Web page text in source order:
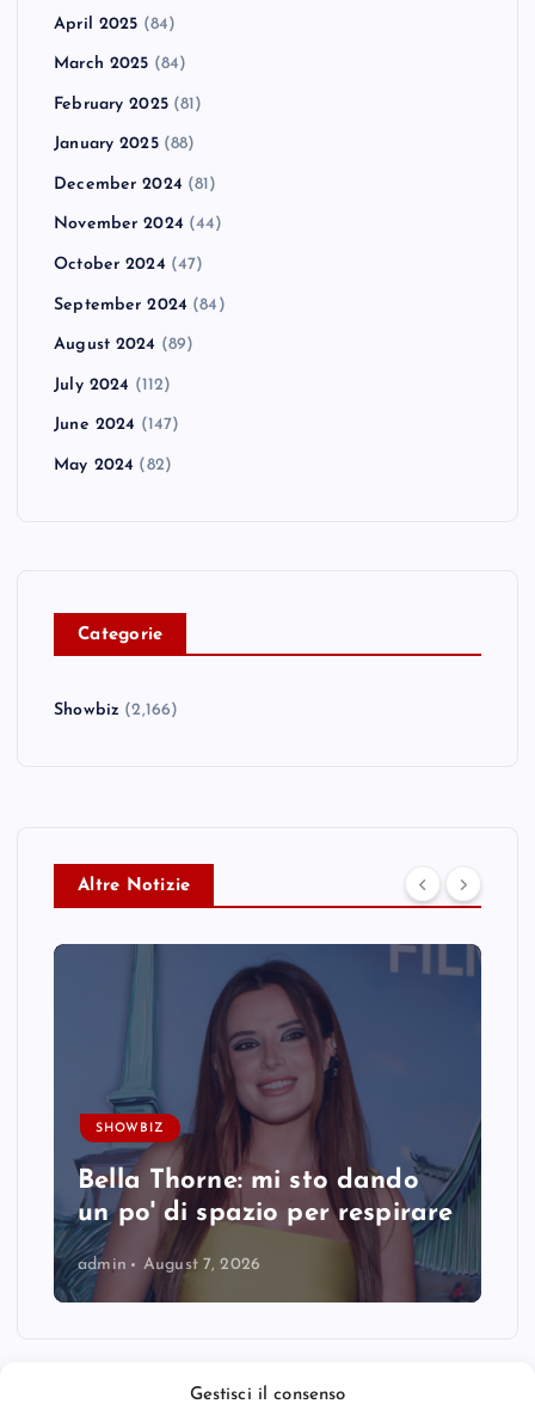
Gestisci il consenso
April 2025 (84)
March 2025 (84)
February 2025(81)
January 2025(88)
December 2024 (81)
November 2024 (44)
October 2024 (47)
September 2024 (84)
August 2024 (89)
July 2024 (112)
June 2024 (147)
May 2024 (82)
Categorie
Showbiz (2,166)
Altre Notizie
SHOWBIZ
Bella Thorne: mi sto dando
un po' di spazio per respirare
admin August 7, 2026